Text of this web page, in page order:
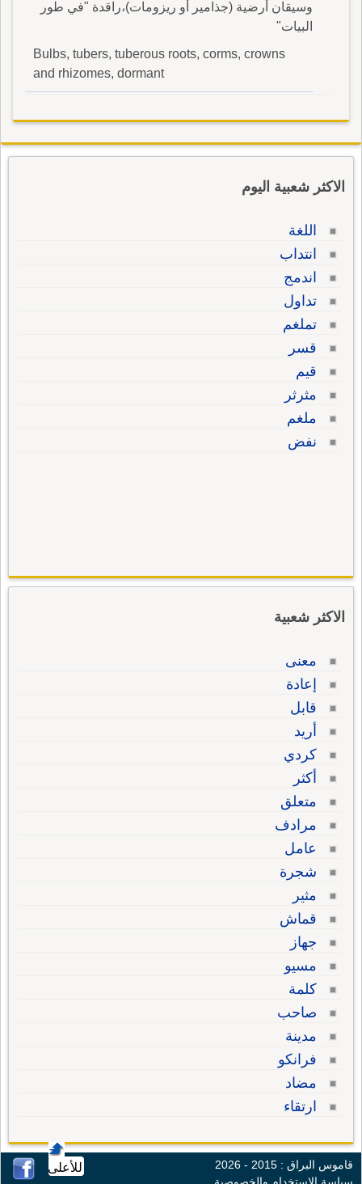
وسيقان أرضية (جذامير أو ريزومات)،راقدة "في طور
البيات"
Bulbs, tubers, tuberous roots, corms, crowns
and rhizomes, dormant
الاكثر شعبية اليوم
اللغة
انتداب
اندمج
تداول
تملغم
قسر
قيم
مثرثر
ملغم
نفض
الاكثر شعبية
معنى
إعادة
قابل
أريد
كردي
أكثر
متعلق
مرادف
عامل
شجرة
مثير
قماش
جهاز
مسيو
كلمة
صاحب
مدينة
فرانكو
مضاد
ارتقاء
للأعلى
قاموس البراق : 2015 - 2026